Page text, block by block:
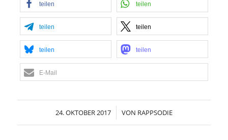
teilen teilen
teilen teilen
teilen teilen
E-Mail
24. OKTOBER 2017
/ VON RAPPSODIE